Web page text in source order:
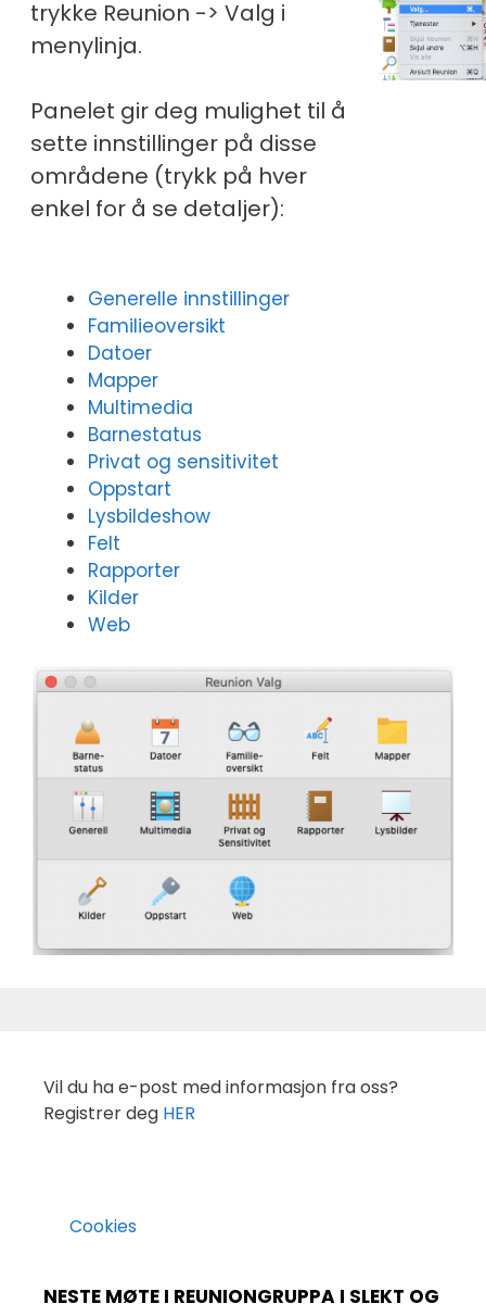
trykke Reunion -> Valg i
menylinja.
Panelet gir deg mulighet til å
sette innstillinger på disse
områdene (trykk på hver
enkel for å se detaljer):
Generelle innstillinger
Familieoversikt
Datoer
Mapper
Multimedia
Barnestatus
Privat og sensitivitet
Oppstart
Lysbildeshow
Felt
Rapporter
Kilder
Web
Vil du ha e-post med informasjon fra oss?
Registrer deg HER
Cookies
NESTE MØTE I REUNIONGRUPPA I SLEKT OG